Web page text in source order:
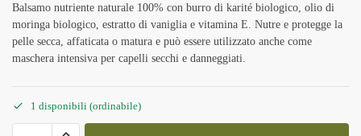
Balsamo nutriente naturale 100% con burro di karité biologico, olio di
moringa biologico, estratto di vaniglia e vitamina E. Nutre e protegge la
pelle secca, affaticata o matura e può essere utilizzato anche come
maschera intensiva per capelli secchi e danneggiati.
1 disponibili (ordinabile)